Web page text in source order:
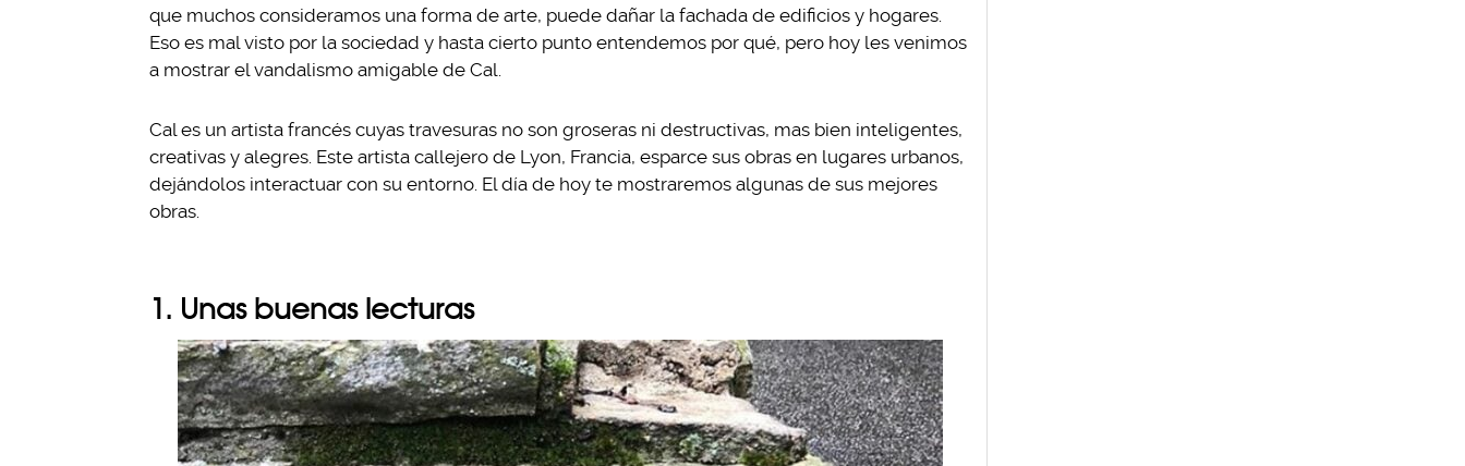
que muchos consideramos una forma de arte, puede dañar la fachada de edificios y hogares.
Eso es mal visto por la sociedad y hasta cierto punto entendemos por qué, pero hoy les venimos
a mostrar el vandalismo amigable de Cal.
Cal es un artista francés cuyas travesuras no son groseras ni destructivas, mas bien inteligentes,
creativas y alegres. Este artista callejero de Lyon, Francia, esparce sus obras en lugares urbanos,
dejándolos interactuar con su entorno. El día de hoy te mostraremos algunas de sus mejores
obras.
1. Unas buenas lecturas